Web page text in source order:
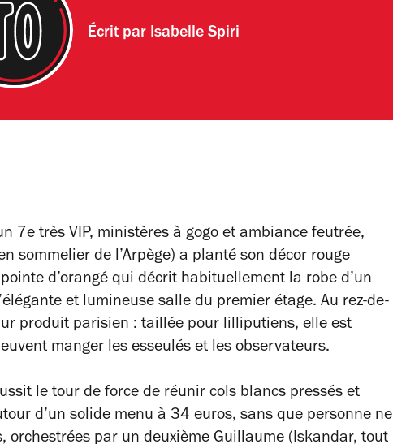
Écrit par Isabelle Spiri
7e très VIP, ministères à gogo et ambiance feutrée,
sommelier de l’Arpège) a planté son décor rouge
d’orangé qui décrit habituellement la robe d’un
et lumineuse salle du premier étage. Au rez-de-
produit parisien : taillée pour lilliputiens, elle est
manger les esseulés et les observateurs.
le tour de force de réunir cols blancs pressés et
d’un solide menu à 34 euros, sans que personne ne
orchestrées par un deuxième Guillaume (Iskandar, tout